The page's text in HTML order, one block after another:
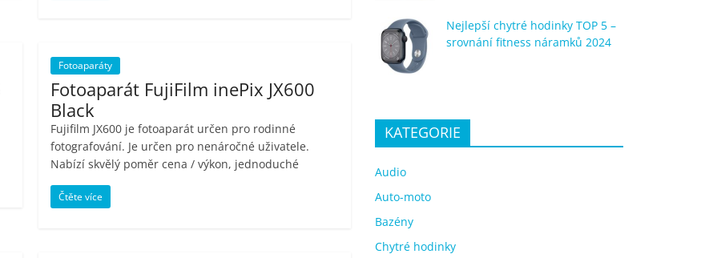
Fotoaparáty
Fotoaparát FujiFilm inePix JX600
Black
Fujifilm JX600 je fotoaparát určen pro rodinné
fotografování. Je určen pro nenáročné uživatele.
Nabízí skvělý poměr cena / výkon, jednoduché
Čtěte více
Nejlepší chytré hodinky TOP 5 –
srovnání fitness náramků 2024
KATEGORIE
Audio
Auto-moto
Bazény
Chytré hodinky